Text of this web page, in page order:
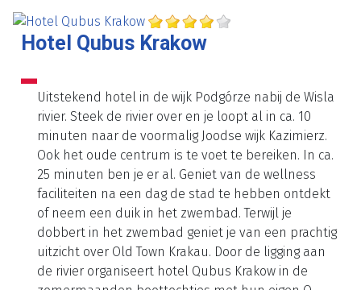
Hotel Qubus Krakow
Uitstekend hotel in de wijk Podgórze nabij de Wisla
rivier. Steek de rivier over en je loopt al in ca. 10
minuten naar de voormalig Joodse wijk Kazimierz.
Ook het oude centrum is te voet te bereiken. In ca.
25 minuten ben je er al. Geniet van de wellness
faciliteiten na een dag de stad te hebben ontdekt
of neem een duik in het zwembad. Terwijl je
dobbert in het zwembad geniet je van een prachtig
uitzicht over Old Town Krakau. Door de ligging aan
de rivier organiseert hotel Qubus Krakow in de